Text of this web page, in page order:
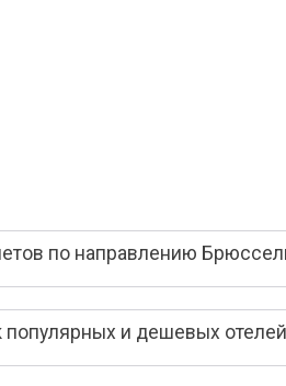
по направлению
популярных и дешевых отелей